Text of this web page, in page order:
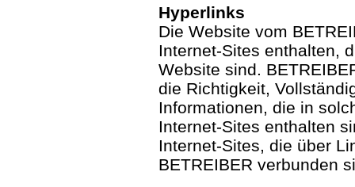
Hyperlinks
Die Website vom
Internet-Sites enthalten,
Website sind.
die Richtigkeit,
Informationen, die in
Internet-Sites enthalten
Internet-Sites, die über
BETREIBER verbunden